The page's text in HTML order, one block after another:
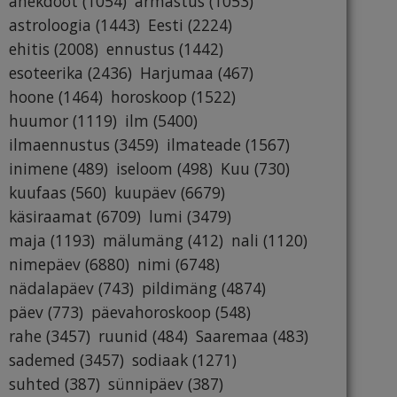
astroloogia (1443) Eesti (2224)
ehitis (2008) ennustus (1442)
esoteerika (2436) Harjumaa (467)
hoone (1464) horoskoop (1522)
huumor (1119) ilm (5400)
ilmaennustus (3459) ilmateade (1567)
inimene (489) iseloom (498) Kuu (730)
kuufaas (560) kuupäev (6679)
käsiraamat (6709) lumi (3479)
maja (1193) mälumäng (412) nali (1120)
nimepäev (6880) nimi (6748)
nädalapäev (743) pildimäng (4874)
päev (773) päevahoroskoop (548)
rahe (3457) ruunid (484) Saaremaa (483)
sademed (3457) sodiaak (1271)
suhted (387) sünnipäev (387)